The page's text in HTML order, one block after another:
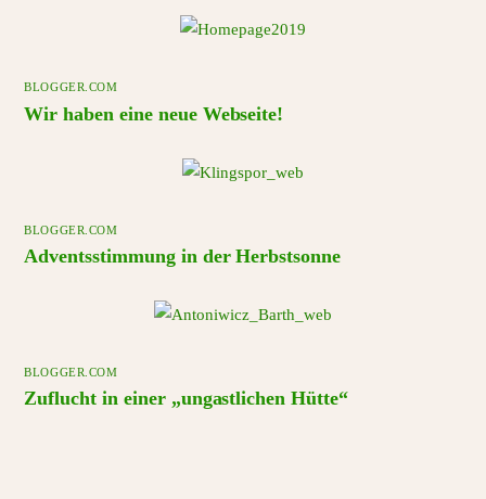
BLOGGER.COM
Wir haben eine neue Webseite!
BLOGGER.COM
Adventsstimmung in der Herbstsonne
BLOGGER.COM
Zuflucht in einer „ungastlichen Hütte“